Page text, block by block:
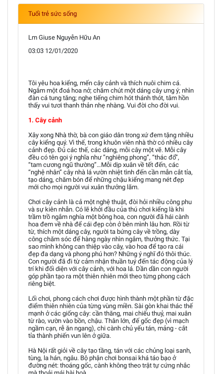
Tuổi trẻ sức sống
Lm Giuse Nguyễn Hữu An
03:03 12/01/2020
Tôi yêu hoa kiểng, mến cây cảnh và thích nuôi chim cá.
Ngắm một đoá hoa nở; chăm chút một dáng cây ưng ý; nhìn
đàn cá tung tăng; nghe tiếng chim hót thánh thót, tâm hồn
thấy vui tươi thanh thản nhẹ nhàng. Vui đời cho đời vui.
1. Cây cảnh
Xây xong Nhà thờ, bà con giáo dân trong xứ đem tặng nhiều
cây kiểng quý. Vì thế, trong khuôn viên nhà thờ có nhiều cây
cảnh đẹp. Đủ các thế, các dáng, mỗi cây một vẽ. Mỗi cây
đều có tên gọi ý nghĩa như ”nghiêng phong”, “thác đổ”,
“tam cương ngũ thường”…Mỗi dịp xuân về tết đến, các
“nghệ nhân” cây nhà lá vườn nhiệt tình đến cần mẫn cắt tỉa,
tạo dáng, chăm bón để những chậu kiểng mang nét đẹp
mới cho mọi người vui xuân thưởng lãm.
Chơi cây cảnh là cả một nghệ thuật, đòi hỏi nhiều công phu
và sự kiên nhẫn. Có lẽ khởi đầu của thú chơi kiểng là khi
trầm trồ ngắm nghía một bông hoa, con người đã hái cành
hoa đem về nhà để cái đẹp còn ở bên mình lâu hơn. Rồi từ
từ, thích một dáng cây, người ta bứng cây về trồng, dày
công chăm sóc để hàng ngày nhìn ngắm, thưởng thức. Tại
sao mình không can thiệp vào cây, vào hoa để tạo ra cái
đẹp đa dạng và phong phú hơn? Những ý nghĩ đó thôi thúc.
Con người đã đi từ cảm nhận thuần tuý đến tác động của lý
trí khi đối diện với cây cảnh, với hoa lá. Dần dần con người
góp phần tạo ra một thiên nhiên mới theo từng phong cách
riêng biệt.
Lối chơi, phong cách chơi được hình thành một phần từ đặc
điểm thiên nhiên của từng vùng miền. Sài gòn khai thác thế
mạnh ở các giống cây: cần thăng, mai chiếu thuỷ, mai xuân
từ rào, vườn vào bồn, chậu. Thân lớn, đế gốc đẹp (vì mạch
ngầm cạn, rễ ăn ngang), chi cành chủ yếu tán, mảng - cắt
tỉa thành phiến vun lên ở giữa.
Hà Nội rất giỏi về cây tạo tầng, tán với các chủng loại sanh,
tùng, la hán, ngâu. Bộ phận chơi bonsai khá táo bạo ở
đường nét: thoáng gốc, cành không theo trật tự cứng nhắc